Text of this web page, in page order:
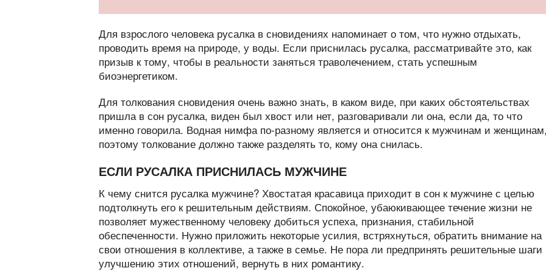
Для взрослого человека русалка в сновидениях напоминает о том, что нужно отдыхать,
проводить время на природе, у воды. Если приснилась русалка, рассматривайте это, как
призыв к тому, чтобы в реальности заняться траволечением, стать успешным
биоэнергетиком.
Для толкования сновидения очень важно знать, в каком виде, при каких обстоятельствах
пришла в сон русалка, виден был хвост или нет, разговаривали ли она, если да, то что
именно говорила. Водная нимфа по-разному является и относится к мужчинам и
поэтому толкование должно также разделять то, кому она снилась.
ЕСЛИ РУСАЛКА ПРИСНИЛАСЬ МУЖЧИНЕ
К чему снится русалка мужчине? Хвостатая красавица приходит в сон к мужчине с целью
подтолкнуть его к решительным действиям. Спокойное, убаюкивающее течение жизни не
позволяет мужественному человеку добиться успеха, признания, стабильной
обеспеченности. Нужно приложить некоторые усилия, встряхнуться, обратить внимание на
свои отношения в коллективе, а также в семье. Не пора ли предпринять решительные шаги
улучшению этих отношений, вернуть в них романтику.